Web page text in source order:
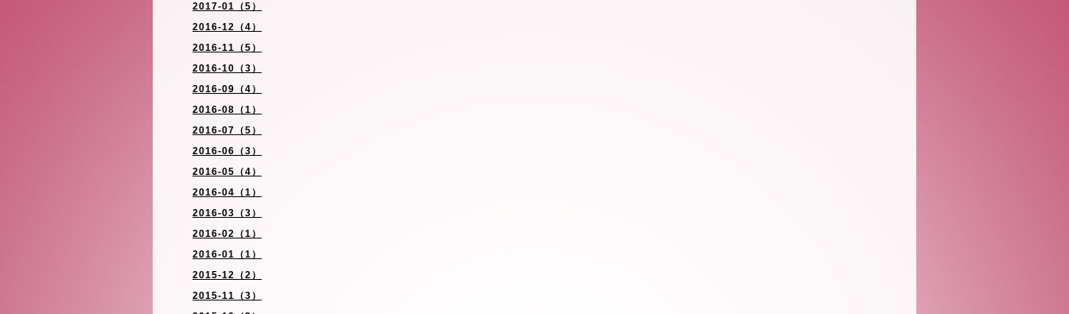
2017-01（5）
2016-12（4）
2016-11（5）
2016-10（3）
2016-09（4）
2016-08（1）
2016-07（5）
2016-06（3）
2016-05（4）
2016-04（1）
2016-03（3）
2016-02（1）
2016-01（1）
2015-12（2）
2015-11（3）